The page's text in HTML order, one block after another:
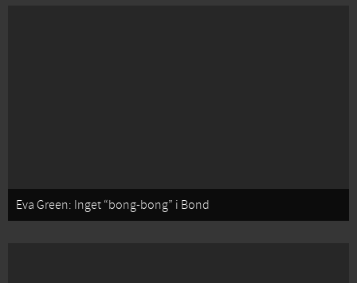
Eva Green: Inget “bong-bong” i Bond